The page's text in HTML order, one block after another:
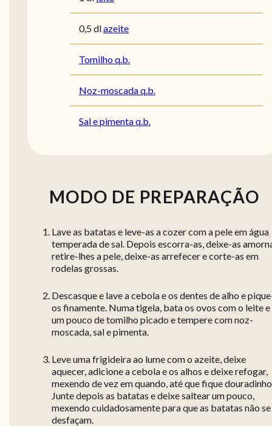
0,5 dlazeite
Tomilho q.b.
Noz-moscada q.b.
Sal e pimenta q.b.
MODO DE PREPARAÇÃO
Lave as batatas e leve-as a cozer com a pele em água
temperada de sal. Depois escorra-as, deixe-as
retire-lhes a pele, deixe-as arrefecer e corte-as em
rodelas grossas.
Descasque e lave a cebola e os dentes de alho e
os finamente. Numa tigela, bata os ovos com o leite e
um pouco de tomilho picado e tempere com noz-
moscada, sal e pimenta.
Leve uma frigideira ao lume com o azeite, deixe
aquecer, adicione a cebola e os alhos e deixe refogar,
mexendo de vez em quando, até que fique
Junte depois as batatas e deixe saltear um pouco,
mexendo cuidadosamente para que as batatas não se
desfaçam.